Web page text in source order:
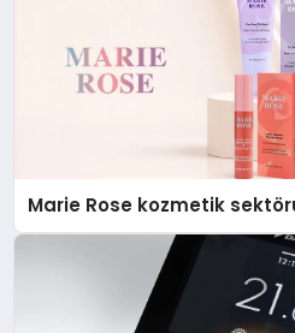
Marie Rose kozmetik